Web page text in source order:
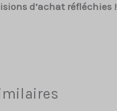
d’achat réfléchies !